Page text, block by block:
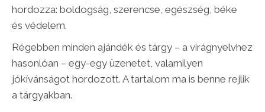
hordozza: boldogság, szerencse, egészség, béke
és védelem.
Régebben minden ajándék és tárgy – a virágnyelvhez
hasonlóan – egy-egy üzenetet, valamilyen
jókívánságot hordozott. A tartalom ma is benne rejlik
a tárgyakban.